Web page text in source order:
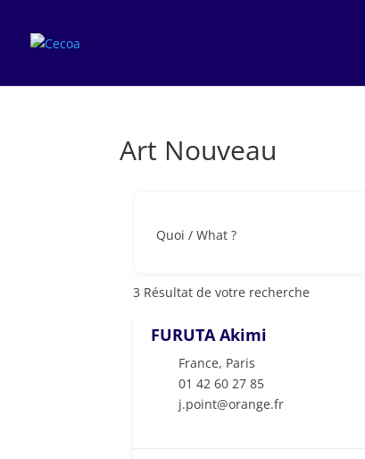
Art Nouveau
Quoi / What ?
3 Résultat de votre recherche
FURUTA Akimi
France, Paris
01 42 60 27 85
j.point@orange.fr